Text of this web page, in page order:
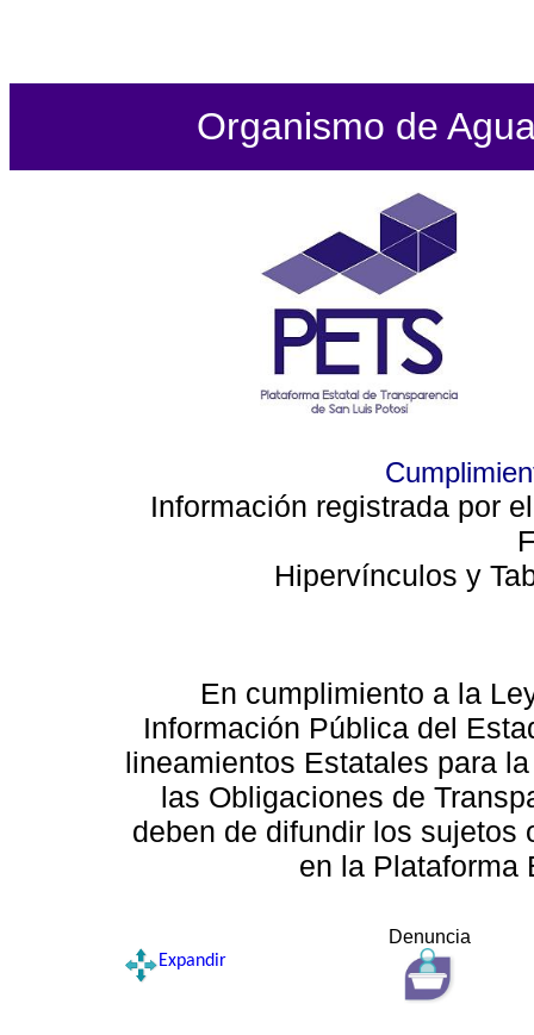
Organismo de
Información registrada por
Hipervínculos y
En cumplimiento a la
Información Pública del
lineamientos Estatales para
las Obligaciones de
deben de difundir los sujetos
en la Plataforma
Denuncia
Expandir